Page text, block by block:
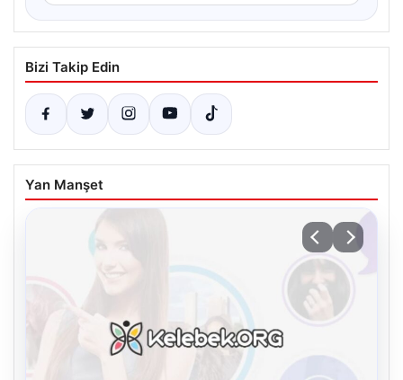
Bizi Takip Edin
Yan Manşet